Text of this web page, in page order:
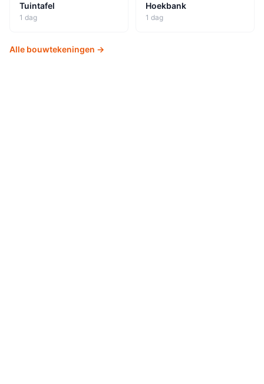
Tuintafel
1 dag
Hoekbank
1 dag
Alle bouwtekeningen →